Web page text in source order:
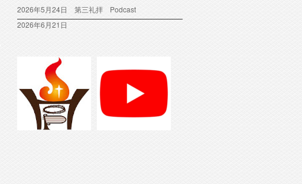
2026年5月24日 第三礼拝 Podcast
2026年6月21日